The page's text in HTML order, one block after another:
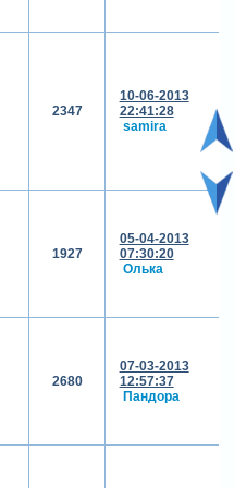
2347
10-06-2013
22:41:28
samira
1927
05-04-2013
07:30:20
Олька
2680
07-03-2013
12:57:37
Пандора